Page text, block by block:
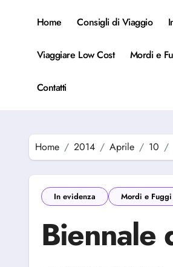
Home Consigli di Viaggio
Viaggiare Low Cost Mordi e
Contatti
Home 2014 Aprile 10
In evidenza Mordi e Fuggi
Biennale